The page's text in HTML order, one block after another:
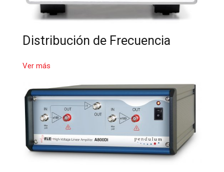
Distribución de Frecuencia
Ver más